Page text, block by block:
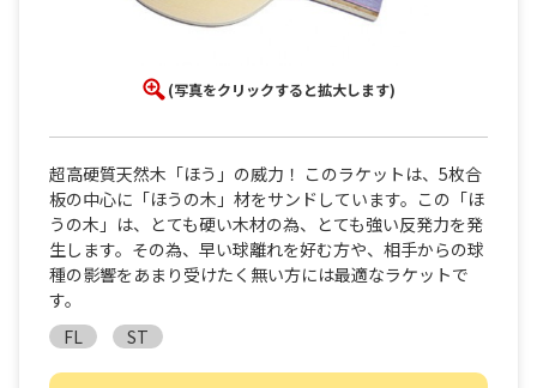
(写真をクリックすると拡大します)
超高硬質天然木「ほう」の威力！ このラケットは、5枚合
板の中心に「ほうの木」材をサンドしています。この「ほ
うの木」は、とても硬い木材の為、とても強い反発力を発
生します。その為、早い球離れを好む方や、相手からの球
種の影響をあまり受けたく無い方には最適なラケットで
す。
FL
ST